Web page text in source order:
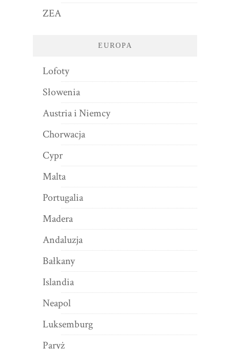
ZEA
EUROPA
Lofoty
Słowenia
Austria i Niemcy
Chorwacja
Cypr
Malta
Portugalia
Madera
Andaluzja
Bałkany
Islandia
Neapol
Luksemburg
Paryż